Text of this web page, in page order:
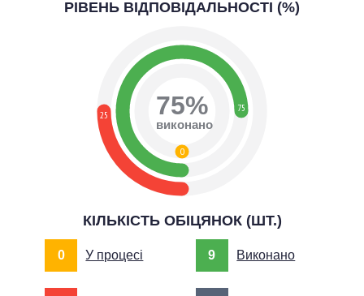
РІВЕНЬ ВІДПОВІДАЛЬНОСТІ (%)
25
75
0
75%
виконано
КІЛЬКІСТЬ ОБІЦЯНОК (ШТ.)
0 У процесі 9 Виконано